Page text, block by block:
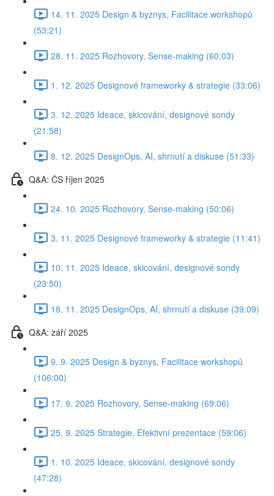
14. 11. 2025 Design & byznys, Facilitace workshopů
(53:21)
28. 11. 2025 Rozhovory, Sense-making (60:03)
1. 12. 2025 Designové frameworky & strategie (33:06)
3. 12. 2025 Ideace, skicování, designové sondy
(21:58)
8. 12. 2025 DesignOps, AI, shrnutí a diskuse (51:33)
Q&A: ČS říjen 2025
24. 10. 2025 Rozhovory, Sense-making (50:06)
3. 11. 2025 Designové frameworky & strategie (11:41)
10. 11. 2025 Ideace, skicování, designové sondy
(23:50)
18. 11. 2025 DesignOps, AI, shrnutí a diskuse (39:09)
Q&A: září 2025
9. 9. 2025 Design & byznys, Facilitace workshopů
(106:00)
17. 9. 2025 Rozhovory, Sense-making (69:06)
25. 9. 2025 Strategie, Efektivní prezentace (59:06)
1. 10. 2025 Ideace, skicování, designové sondy
(47:28)